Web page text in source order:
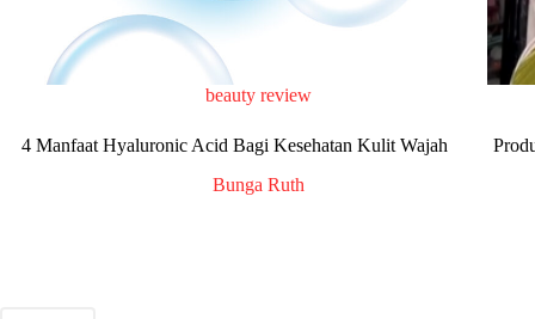
beauty review
4 Manfaat Hyaluronic Acid Bagi Kesehatan Kulit Wajah
Bunga Ruth